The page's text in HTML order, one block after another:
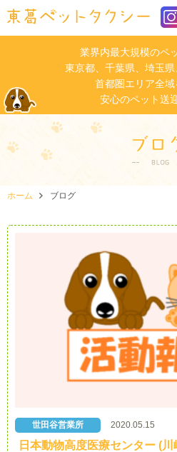
業界内最大規模のペ
東京都、千葉県、埼玉
首都圏エリア全域
安心のペット送
ホーム ブログ
世田谷営業所 2020.05.15
日本動物高度医療センター (